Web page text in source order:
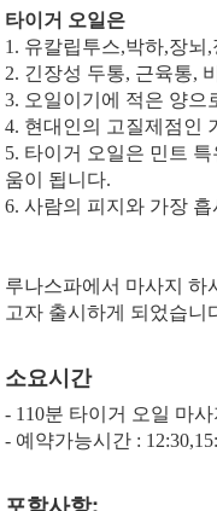
타이거 오일은
1. 유칼립투스,박하,장
2. 긴장성 두통, 근육통,
3. 오일이기에 적은 양으
4. 현대인의 고질제점인
5. 타이거 오일은 민트
움이 됩니다.
6. 사람의 피지와 가장
루나스파에서 마사지 하
고자 출시하게 되었습니
소요시간
- 110분 타이거 오일 마사
- 예약가능시간 :